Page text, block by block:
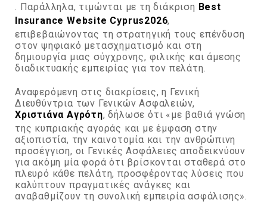
. Παράλληλα, τιμώνται με τη διάκριση Best
Insurance Website Cyprus2026,
επιβεβαιώνοντας τη στρατηγική τους επένδυση
στον ψηφιακό μετασχηματισμό και στη
δημιουργία μιας σύγχρονης, φιλικής και άμεσης
διαδικτυακής εμπειρίας για τον πελάτη.
Αναφερόμενη στις διακρίσεις, η Γενική
Διευθύντρια των Γενικών Ασφαλειών,
Χριστιάνα Αγρότη, δήλωσε ότι «με βαθιά γνώση
της κυπριακής αγοράς και με έμφαση στην
αξιοπιστία, την καινοτομία και την ανθρώπινη
προσέγγιση, οι Γενικές Ασφάλειες αποδεικνύουν
για ακόμη μία φορά ότι βρίσκονται σταθερά στο
πλευρό κάθε πελάτη, προσφέροντας λύσεις που
καλύπτουν πραγματικές ανάγκες και
αναβαθμίζουν τη συνολική εμπειρία ασφάλισης».